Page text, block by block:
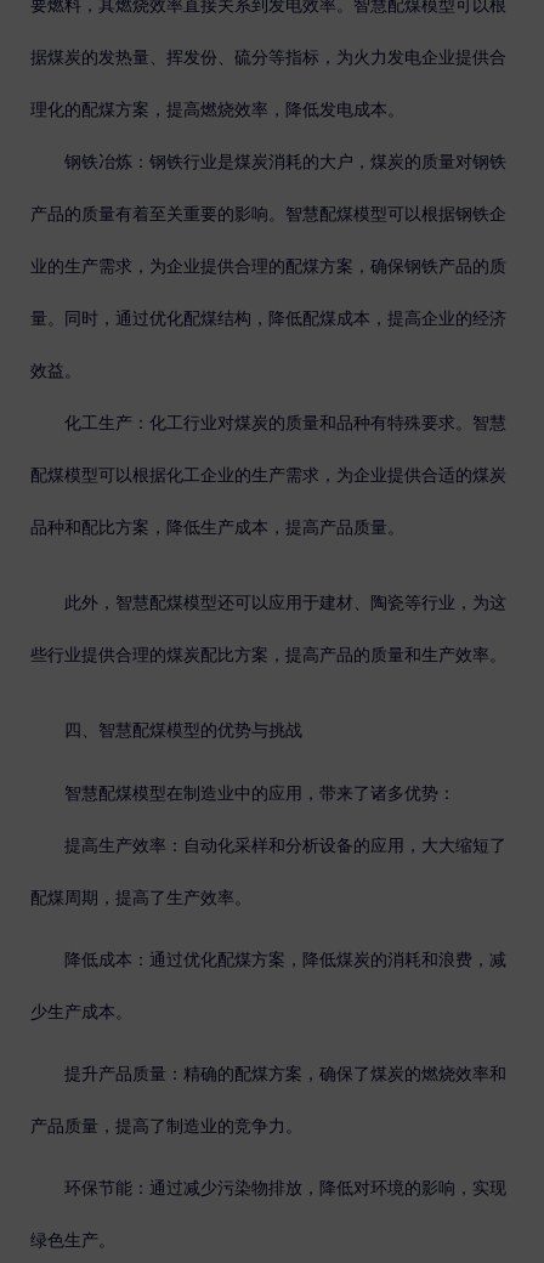
要燃料，其燃烧效率直接关系到发电效率。智慧配煤模型可以根
据煤炭的发热量、挥发份、硫分等指标，为火力发电企业提供合
理化的配煤方案，提高燃烧效率，降低发电成本。
钢铁冶炼 ：钢铁行业是煤炭消耗的大户，煤炭的质量对钢铁
产品的质量有着至关重要的影响。智慧配煤模型可以根据钢铁企
业的生产需求，为企业提供合理的配煤方案，确保钢铁产品的质
量。同时，通过优化配煤结构，降低配煤成本，提高企业的经济
效益。
化工生产 ：化工行业对煤炭的质量和品种有特殊要求。智慧
配煤模型可以根据化工企业的生产需求，为企业提供合适的煤炭
品种和配比方案，降低生产成本，提高产品质量。
此外，智慧配煤模型还可以应用于建材、陶瓷等行业，为这
些行业提供合理的煤炭配比方案，提高产品的质量和生产效率。
四、智慧配煤模型的优势与挑战
智慧配煤模型在制造业中的应用，带来了诸多优势：
提高生产效率 ：自动化采样和分析设备的应用，大大缩短了
配煤周期，提高了生产效率。
降低成本 ：通过优化配煤方案，降低煤炭的消耗和浪费，减
少生产成本。
提升产品质量 ：精确的配煤方案，确保了煤炭的燃烧效率和
产品质量，提高了制造业的竞争力。
环保节能 ：通过减少污染物排放，降低对环境的影响，实现
绿色生产。